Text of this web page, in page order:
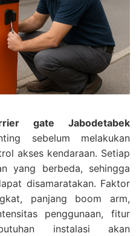
gate Jabodetabek
sebelum melakukan
akses kendaraan. Setiap
yang berbeda, sehingga
disamaratakan. Faktor
panjang boom arm,
penggunaan, fitur
instalasi akan